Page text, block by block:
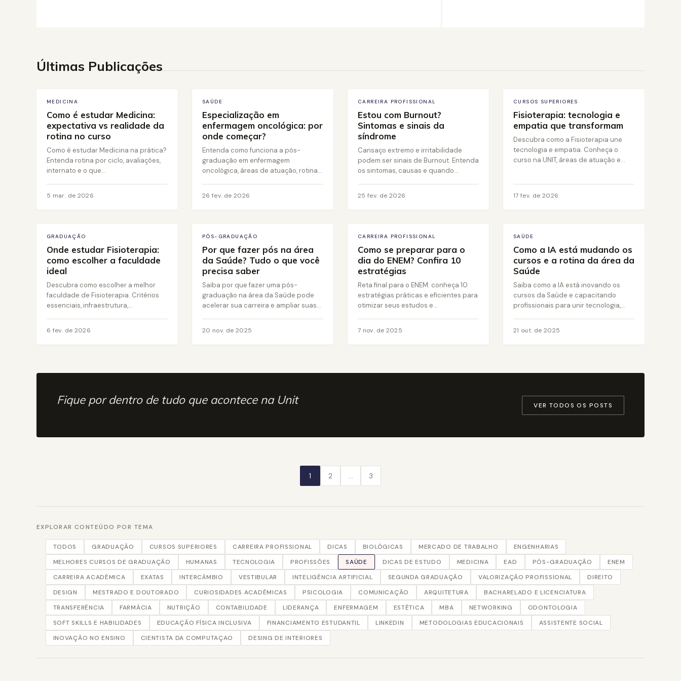
Últimas Publicações
MEDICINA
Como é estudar Medicina:
expectativa vs realidade da
rotina no curso
Como é estudar Medicina na prática?
Entenda rotina por ciclo, avaliações,
internato e o que...
5 mar. de 2026
SAÚDE
Especialização em
enfermagem oncológica: por
onde começar?
Entenda como funciona a pós-
graduação em enfermagem
oncológica, áreas de atuação, rotina...
26 fev. de 2026
CARREIRA PROFISSIONAL
Estou com Burnout?
Sintomas e sinais da
síndrome
Cansaço extremo e irritabilidade
podem ser sinais de Burnout. Entenda
os sintomas, causas e quando...
25 fev. de 2026
CURSOS SUPERIORES
Fisioterapia: tecnologia e
empatia que transformam
Descubra como a Fisioterapia une
tecnologia e empatia. Conheça o
curso na UNIT, áreas de atuação e...
17 fev. de 2026
GRADUAÇÃO
Onde estudar Fisioterapia:
como escolher a faculdade
ideal
Descubra como escolher a melhor
faculdade de Fisioterapia. Critérios
essenciais, infraestrutura,...
6 fev. de 2026
PÓS-GRADUAÇÃO
Por que fazer pós na área
da Saúde? Tudo o que você
precisa saber
Saiba por que fazer uma pós-
graduação na área da Saúde pode
acelerar sua carreira e ampliar suas...
20 nov. de 2025
CARREIRA PROFISSIONAL
Como se preparar para o
dia do ENEM? Confira 10
estratégias
Reta final para o ENEM: conheça 10
estratégias práticas e eficientes para
otimizar seus estudos e...
7 nov. de 2025
SAÚDE
Como a IA está mudando os
cursos e a rotina da área da
Saúde
Saiba como a IA está inovando os
cursos da Saúde e capacitando
profissionais para unir tecnologia,...
21 out. de 2025
Fique por dentro de tudo que acontece na Unit VER TODOS OS POSTS
1 2 … 3
EXPLORAR CONTEÚDO POR TEMA
TODOS GRADUAÇÃO CURSOS SUPERIORES CARREIRA PROFISSIONAL DICAS BIOLÓGICAS MERCADO DE TRABALHO
ENGENHARIAS
MELHORES CURSOS DE GRADUAÇÃO
HUMANAS TECNOLOGIA PROFISSÕES SAÚDE DICAS DE ESTUDO MEDICINA EAD PÓS-GRADUAÇÃO
ENEM
CARREIRA ACADÊMICA
EXATAS INTERCÂMBIO VESTIBULAR INTELIGÊNCIA ARTIFICIAL SEGUNDA GRADUAÇÃO VALORIZAÇÃO PROFISSIONAL
DIREITO
DESIGN
MESTRADO E DOUTORADO CURIOSIDADES ACADÊMICAS PSICOLOGIA COMUNICAÇÃO ARQUITETURA
BACHARELADO E LICENCIATURA
TRANSFERÊNCIA
FARMÁCIA NUTRIÇÃO CONTABILIDADE LIDERANÇA ENFERMAGEM ESTÉTICA MBA NETWORKING
ODONTOLOGIA
SOFT SKILLS E HABILIDADES
EDUCAÇÃO FÍSICA INCLUSIVA FINANCIAMENTO ESTUDANTIL LINKEDIN METODOLOGIAS EDUCACIONAIS
ASSISTENTE SOCIAL
INOVAÇÃO NO ENSINO
CIENTISTA DA COMPUTAÇAO DESING DE INTERIORES